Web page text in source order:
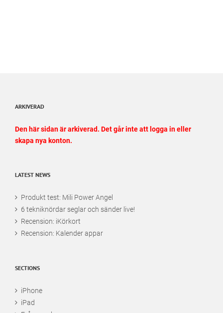
ARKIVERAD
Den här sidan är arkiverad. Det går inte att logga in eller
skapa nya konton.
LATEST NEWS
Produkt test: Mili Power Angel
6 tekniknördar seglar och sänder live!
Recension: iKörkort
Recension: Kalender appar
SECTIONS
iPhone
iPad